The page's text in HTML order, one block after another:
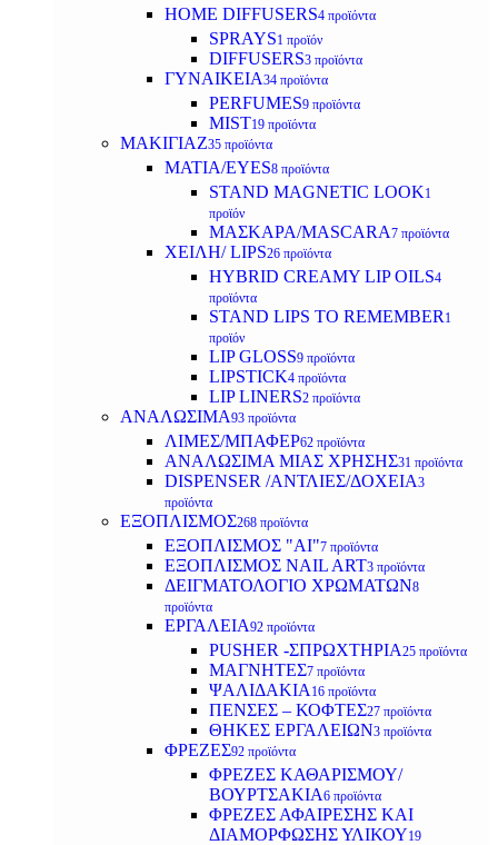
HOME DIFFUSERS4 προϊόντα
SPRAYS1 προϊόν
DIFFUSERS3 προϊόντα
ΓΥΝΑΙΚΕΙΑ34 προϊόντα
PERFUMES9 προϊόντα
MIST19 προϊόντα
ΜΑΚΙΓΙΑΖ35 προϊόντα
ΜΑΤΙΑ/EYES8 προϊόντα
STAND MAGNETIC LOOK1
προϊόν
ΜΑΣΚΑΡΑ/MASCARA7 προϊόντα
ΧΕΙΛΗ/ LIPS26 προϊόντα
HYBRID CREAMY LIP OILS4
προϊόντα
STAND LIPS TO REMEMBER 1
προϊόν
LIP GLOSS9 προϊόντα
LIPSTICK4 προϊόντα
LIP LINERS2 προϊόντα
ΑΝΑΛΩΣΙΜΑ93 προϊόντα
ΛΙΜΕΣ/ΜΠΑΦΕΡ62 προϊόντα
ΑΝΑΛΩΣΙΜΑ ΜΙΑΣ ΧΡΗΣΗΣ31 προϊόντα
DISPENSER /ΑΝΤΛΙΕΣ/ΔΟΧΕΙΑ3
προϊόντα
ΕΞΟΠΛΙΣΜΟΣ268 προϊόντα
ΕΞΟΠΛΙΣΜΟΣ "AI"7 προϊόντα
ΕΞΟΠΛΙΣΜΟΣ NAIL ART3 προϊόντα
ΔΕΙΓΜΑΤΟΛΟΓΙΟ ΧΡΩΜΑΤΩΝ8
προϊόντα
ΕΡΓΑΛΕΙΑ92 προϊόντα
PUSHER -ΣΠΡΩΧΤΗΡΙΑ25 προϊόντα
ΜΑΓΝΗΤΕΣ7 προϊόντα
ΨΑΛΙΔΑΚΙΑ 16 προϊόντα
ΠΕΝΣΕΣ – ΚΟΦΤΕΣ27 προϊόντα
ΘΗΚΕΣ ΕΡΓΑΛΕΙΩΝ3 προϊόντα
ΦΡΕΖΕΣ92 προϊόντα
ΦΡΕΖΕΣ ΚΑΘΑΡΙΣΜΟΥ/
ΒΟΥΡΤΣΑΚΙΑ6 προϊόντα
ΦΡΕΖΕΣ ΑΦΑΙΡΕΣΗΣ ΚΑΙ
ΔΙΑΜΟΡΦΩΣΗΣ ΥΛΙΚΟΥ19